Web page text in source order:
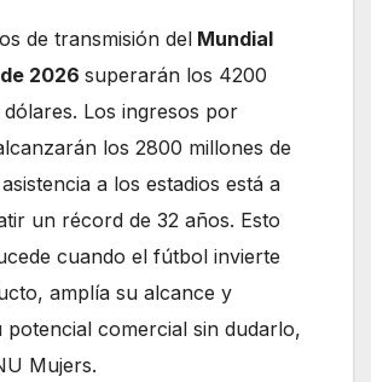
de transmisión del Mundial
2026 superarán los 4200
dólares. Los ingresos por
los 2800 millones de
a los estadios está a
un récord de 32 años. Esto
cuando el fútbol invierte
amplía su alcance y
potencial comercial sin dudarlo,
Mujers.